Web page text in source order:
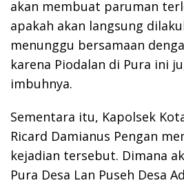
akan membuat paruman
apakah akan langsung
menunggu bersamaan
karena Piodalan di Pura ini
imbuhnya.
Sementara itu, Kapolsek
Ricard Damianus Pengan
kejadian tersebut. Dimana
Pura Desa Lan Puseh Desa